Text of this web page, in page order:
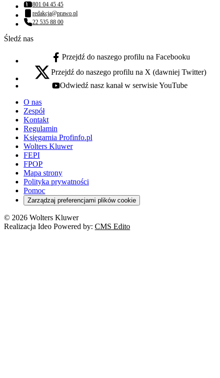
Numer telefonu:
801 04 45 45
Adres email:
redakcja@prawo.pl
Numer telefonu:
22 535 88 00
Śledź nas
facebook - otwiera się w nowej karcie
Przejdź do naszego profilu na Facebooku
x - otwiera się w nowej karcie
Przejdź do naszego profilu na X (dawniej Twitter)
youtube - otwiera się w nowej karcie
Odwiedź nasz kanał w serwisie YouTube
O nas
Zespół
Kontakt
Regulamin
Księgarnia Profinfo.pl
Wolters Kluwer
FEPI
FPOP
Mapa strony
Polityka prywatności
Pomoc
Zarządzaj preferencjami plików cookie
© 2026 Wolters Kluwer
Realizacja Ideo Powered by: CMS Edito